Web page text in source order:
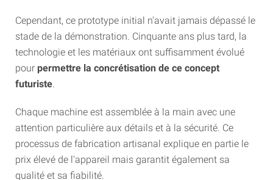
Cependant, ce prototype initial n'avait jamais dépassé le
stade de la démonstration. Cinquante ans plus tard, la
technologie et les matériaux ont suffisamment évolué
pour permettre la concrétisation de ce concept
futuriste.
Chaque machine est assemblée à la main avec une
attention particulière aux détails et à la sécurité. Ce
processus de fabrication artisanal explique en partie le
prix élevé de l'appareil mais garantit également sa
qualité et sa fiabilité.